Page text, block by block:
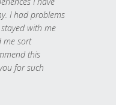
I had problems
with me
me sort
this
for such